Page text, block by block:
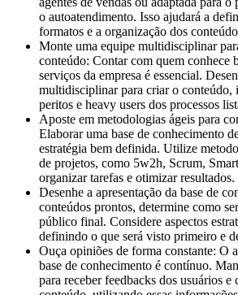
o autoatendimento. Isso ajudará a
formatos e a organização dos
Monte uma equipe multidisciplinar
conteúdo: Contar com quem conhece
serviços da empresa é essencial.
multidisciplinar para criar o conteúdo,
peritos e heavy users dos processos
Aposte em metodologias ágeis para
Elaborar uma base de conhecimento
estratégia bem definida. Utilize
de projetos, como 5w2h, Scrum,
organizar tarefas e otimizar resultados.
Desenhe a apresentação da base de
conteúdos prontos, determine como
público final. Considere aspectos
definindo o que será visto primeiro e
Ouça opiniões de forma constante: O
base de conhecimento é contínuo.
para receber feedbacks dos usuários e